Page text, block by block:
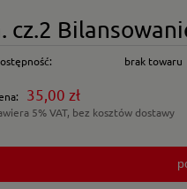
cz.2
brak towaru
35,00 zł
5% VAT, bez kosztów dostawy